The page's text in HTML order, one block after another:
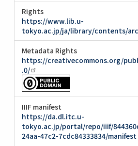
Rights
https://www.lib.u-
tokyo.ac.jp/ja/library/contents/
Metadata Rights
https://creativecommons.org/
.0/
IIIF manifest
https://da.dl.itc.u-
tokyo.ac.jp/portal/repo/iiif/
24aa-47c2-7cdc84333834/manifest